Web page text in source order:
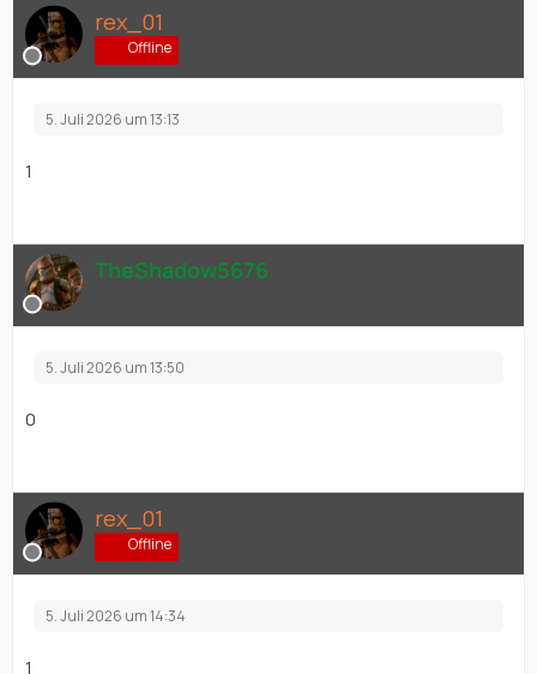
rex_01
Offline
5. Juli 2026 um 13:13
1
TheShadow5676
5. Juli 2026 um 13:50
0
rex_01
Offline
5. Juli 2026 um 14:34
1